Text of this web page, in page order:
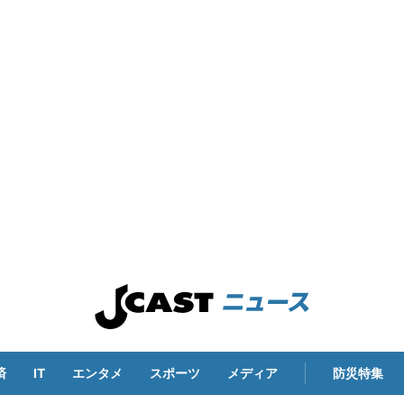
IT エンタメ スポーツ メディア 防災特集